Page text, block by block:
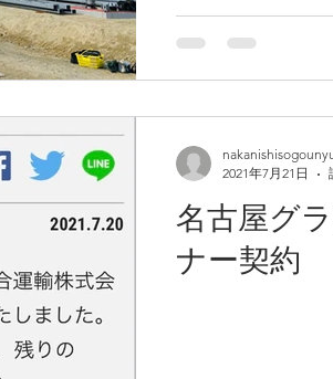
業務用冷蔵庫完成！！１２５
名古屋グ
ナー契約
2021年7月21日